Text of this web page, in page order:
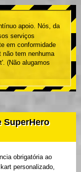
apoio. Nós, da
serviços
em conformidade
tem nenhuma
(Não alugamos
SuperHero
obrigatória ao
personalizado,